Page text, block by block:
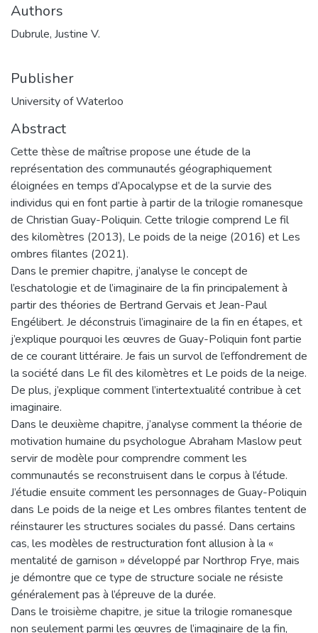
Authors
Dubrule, Justine V.
Publisher
University of Waterloo
Abstract
Cette thèse de maîtrise propose une étude de la
représentation des communautés géographiquement
éloignées en temps d’Apocalypse et de la survie des
individus qui en font partie à partir de la trilogie romanesque
de Christian Guay-Poliquin. Cette trilogie comprend Le fil
des kilomètres (2013), Le poids de la neige (2016) et Les
ombres filantes (2021).
Dans le premier chapitre, j’analyse le concept de
l’eschatologie et de l’imaginaire de la fin principalement à
partir des théories de Bertrand Gervais et Jean-Paul
Engélibert. Je déconstruis l’imaginaire de la fin en étapes, et
j’explique pourquoi les œuvres de Guay-Poliquin font partie
de ce courant littéraire. Je fais un survol de l’effondrement de
la société dans Le fil des kilomètres et Le poids de la neige.
De plus, j’explique comment l’intertextualité contribue à cet
imaginaire.
Dans le deuxième chapitre, j’analyse comment la théorie de
motivation humaine du psychologue Abraham Maslow peut
servir de modèle pour comprendre comment les
communautés se reconstruisent dans le corpus à l’étude.
J’étudie ensuite comment les personnages de Guay-Poliquin
dans Le poids de la neige et Les ombres filantes tentent de
réinstaurer les structures sociales du passé. Dans certains
cas, les modèles de restructuration font allusion à la «
mentalité de garnison » développé par Northrop Frye, mais
je démontre que ce type de structure sociale ne résiste
généralement pas à l’épreuve de la durée.
Dans le troisième chapitre, je situe la trilogie romanesque
non seulement parmi les œuvres de l’imaginaire de la fin,